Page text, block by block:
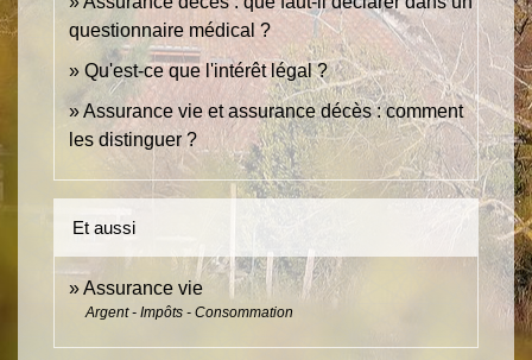
questionnaire médical ?
Qu'est-ce que l'intérêt légal ?
Assurance vie et assurance décès : comment
les distinguer ?
Et aussi
Assurance vie
Argent - Impôts - Consommation